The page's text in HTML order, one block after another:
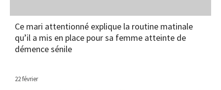
Ce mari attentionné explique la routine matinale
qu’il a mis en place pour sa femme atteinte de
démence sénile
22 février